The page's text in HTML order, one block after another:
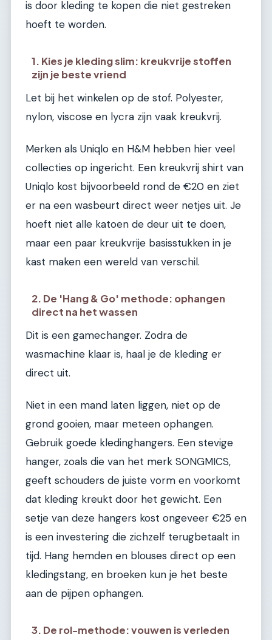
is door kleding te kopen die niet gestreken
hoeft te worden.
1. Kies je kleding slim: kreukvrije stoffen
zijn je beste vriend
Let bij het winkelen op de stof. Polyester,
nylon, viscose en lycra zijn vaak kreukvrij.
Merken als Uniqlo en H&M hebben hier veel
collecties op ingericht. Een kreukvrij shirt van
Uniqlo kost bijvoorbeeld rond de €20 en ziet
er na een wasbeurt direct weer netjes uit. Je
hoeft niet alle katoen de deur uit te doen,
maar een paar kreukvrije basisstukken in je
kast maken een wereld van verschil.
2. De 'Hang & Go' methode: ophangen
direct na het wassen
Dit is een gamechanger. Zodra de
wasmachine klaar is, haal je de kleding er
direct uit.
Niet in een mand laten liggen, niet op de
grond gooien, maar meteen ophangen.
Gebruik goede kledinghangers. Een stevige
hanger, zoals die van het merk SONGMICS,
geeft schouders de juiste vorm en voorkomt
dat kleding kreukt door het gewicht. Een
setje van deze hangers kost ongeveer €25 en
is een investering die zichzelf terugbetaalt in
tijd. Hang hemden en blouses direct op een
kledingstang, en broeken kun je het beste
aan de pijpen ophangen.
3. De rol-methode: vouwen is verleden